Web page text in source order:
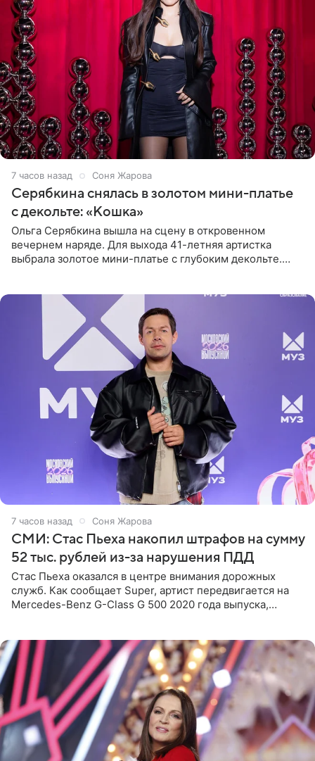
7 часов назад Соня Жарова
Серябкина снялась в золотом мини-платье
с декольте: «Кошка»
Ольга Серябкина вышла на сцену в откровенном
вечернем наряде. Для выхода 41-летняя артистка
выбрала золотое мини-платье с глубоким декольте.
7 часов назад Соня Жарова
СМИ: Стас Пьеха накопил штрафов на сумму
52 тыс. рублей из-за нарушения ПДД
Стас Пьеха оказался в центре внимания дорожных
служб. Как сообщает Super, артист передвигается на
Mercedes-Benz G-Class G 500 2020 года выпуска,